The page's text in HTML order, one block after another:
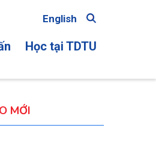
English
Học tại TDTU
MỚI